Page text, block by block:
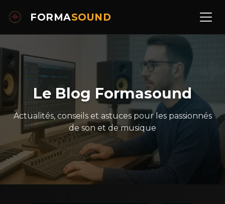
FORMASOUND
Le Blog Formasound
Actualités, conseils et astuces pour les passionnés
de son et de musique